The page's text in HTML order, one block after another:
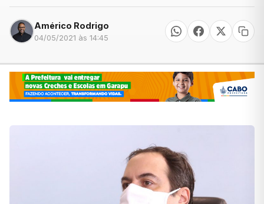
Américo Rodrigo
04/05/2021 às 14:45